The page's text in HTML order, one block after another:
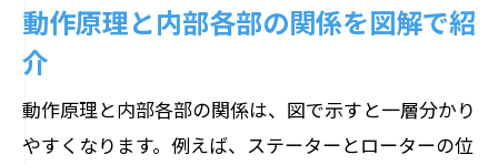
動作原理と内部各部の関係を図解で紹
介
動作原理と内部各部の関係は、図で示すと一層分かり
やすくなります。例えば、ステーターとローターの位